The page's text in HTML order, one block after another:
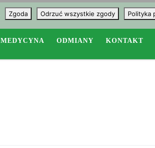
MEDYCYNA ODMIANY KONTAKT
Zgoda Odrzuć wszystkie zgody Polityka